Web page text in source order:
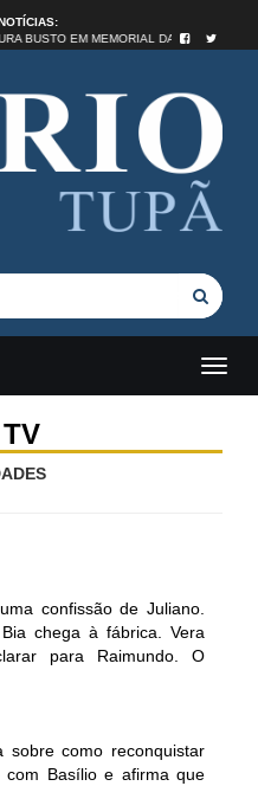
INAUGURA BUSTO EM MEMORIAL DA VILA
confissão de Juliano.
chega à fábrica. Vera
para Raimundo. O
sobre como reconquistar
com Basílio e afirma que